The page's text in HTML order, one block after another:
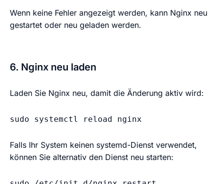
Wenn keine Fehler angezeigt werden, kann Nginx neu
gestartet oder neu geladen werden.
6. Nginx neu laden
Laden Sie Nginx neu, damit die Änderung aktiv wird:
sudo systemctl reload nginx
Falls Ihr System keinen systemd-Dienst verwendet,
können Sie alternativ den Dienst neu starten: